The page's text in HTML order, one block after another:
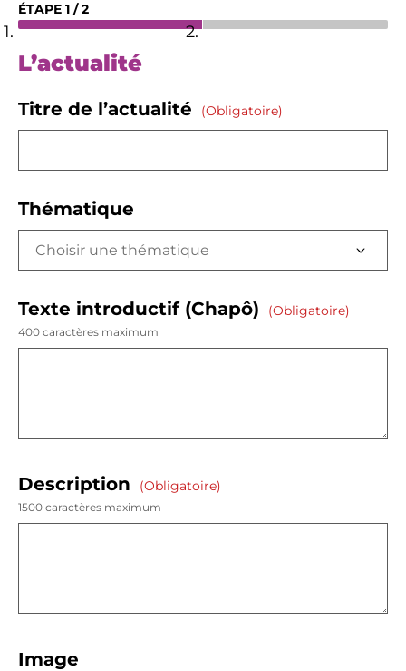
ÉTAPE 1 /2
L’actualité
Titre de l’actualité (obligatoire)
Thématique
Texte introductif (Chapô) (obligatoire)
400 caractères maximum
Description (obligatoire)
1500 caractères maximum
Image